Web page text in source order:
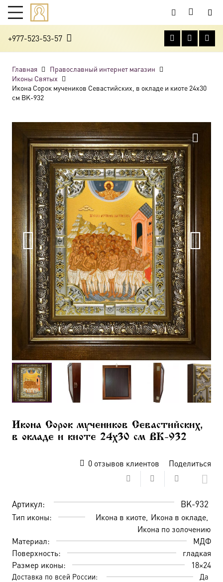
+977-523-53-57
Главная
Православный интернет магазин
Иконы Святых
Икона Сорок мучеников Севастийских, в окладе и киоте 24х30
см BK-932
Икона Сорок мучеников Севастийских,
в окладе и киоте 24х30 см BK-932
0отзывов клиентов Поделиться
Артикул: BK-932
Тип иконы: Икона в киоте Икона в окладе
Икона по золочению
Материал:
МДФ
Поверхность:
гладкая
Размер иконы:
18×24
Доставка по всей России: Да